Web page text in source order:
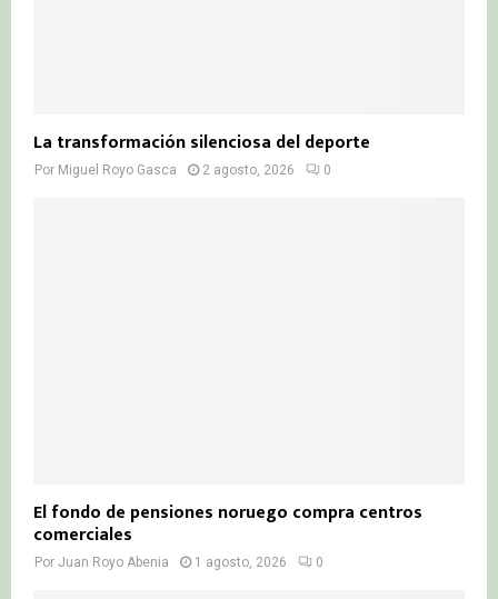
La transformación silenciosa del deporte
Por Miguel Royo Gasca 2 agosto, 2026 0
El fondo de pensiones noruego compra centros
comerciales
Por Juan Royo Abenia 1 agosto, 2026 0